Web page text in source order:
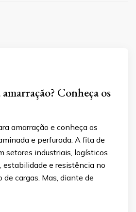
Conheça os
amarração e conheça os
e perfurada. A fita de
setores industriais, logísticos
estabilidade e resistência no
cargas. Mas, diante de